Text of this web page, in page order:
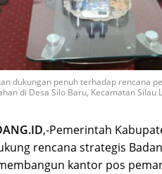
dukungan penuh terhadap rencana
di Desa Silo Baru, Kecamatan Silau
,-Pemerintah
rencana strategis
kantor pos